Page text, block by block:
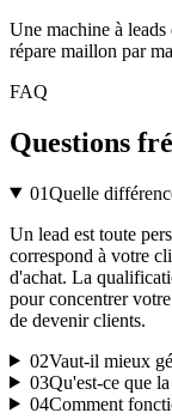
Une machine à
répare maillon par
FAQ
Questions
01Quelle
Un lead est toute
correspond à votre
d'achat. La
pour concentrer
de devenir clients.
02Vaut-il mieux
03Qu'est-ce que
04Comment